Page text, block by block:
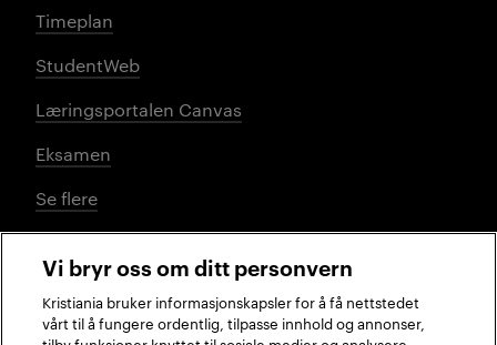
Timeplan
StudentWeb
Læringsportalen Canvas
Eksamen
Se flere
Sosiale medier
Vi bryr oss om ditt personvern
Kristiania bruker informasjonskapsler for å få nettstedet
vårt til å fungere ordentlig, tilpasse innhold og annonser,